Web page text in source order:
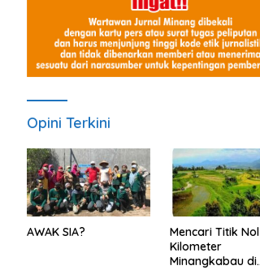
Opini Terkini
AWAK SIA?
Mencari Titik Nol
Kilometer
Minangkabau di